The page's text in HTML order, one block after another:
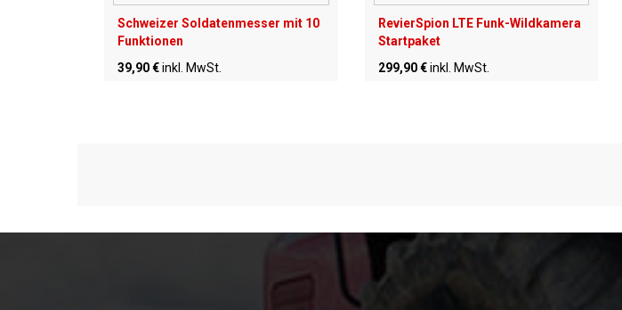
Schweizer Soldatenmesser mit 10
Funktionen
39,90 €inkl. MwSt.
RevierSpion LTE Funk-Wildkamera
Startpaket
299,90 € inkl. MwSt.